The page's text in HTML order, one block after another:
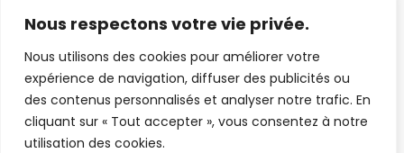
Nous respectons votre vie privée.
Nous utilisons des cookies pour améliorer votre
expérience de navigation, diffuser des publicités ou
des contenus personnalisés et analyser notre trafic. En
cliquant sur « Tout accepter », vous consentez à notre
utilisation des cookies.